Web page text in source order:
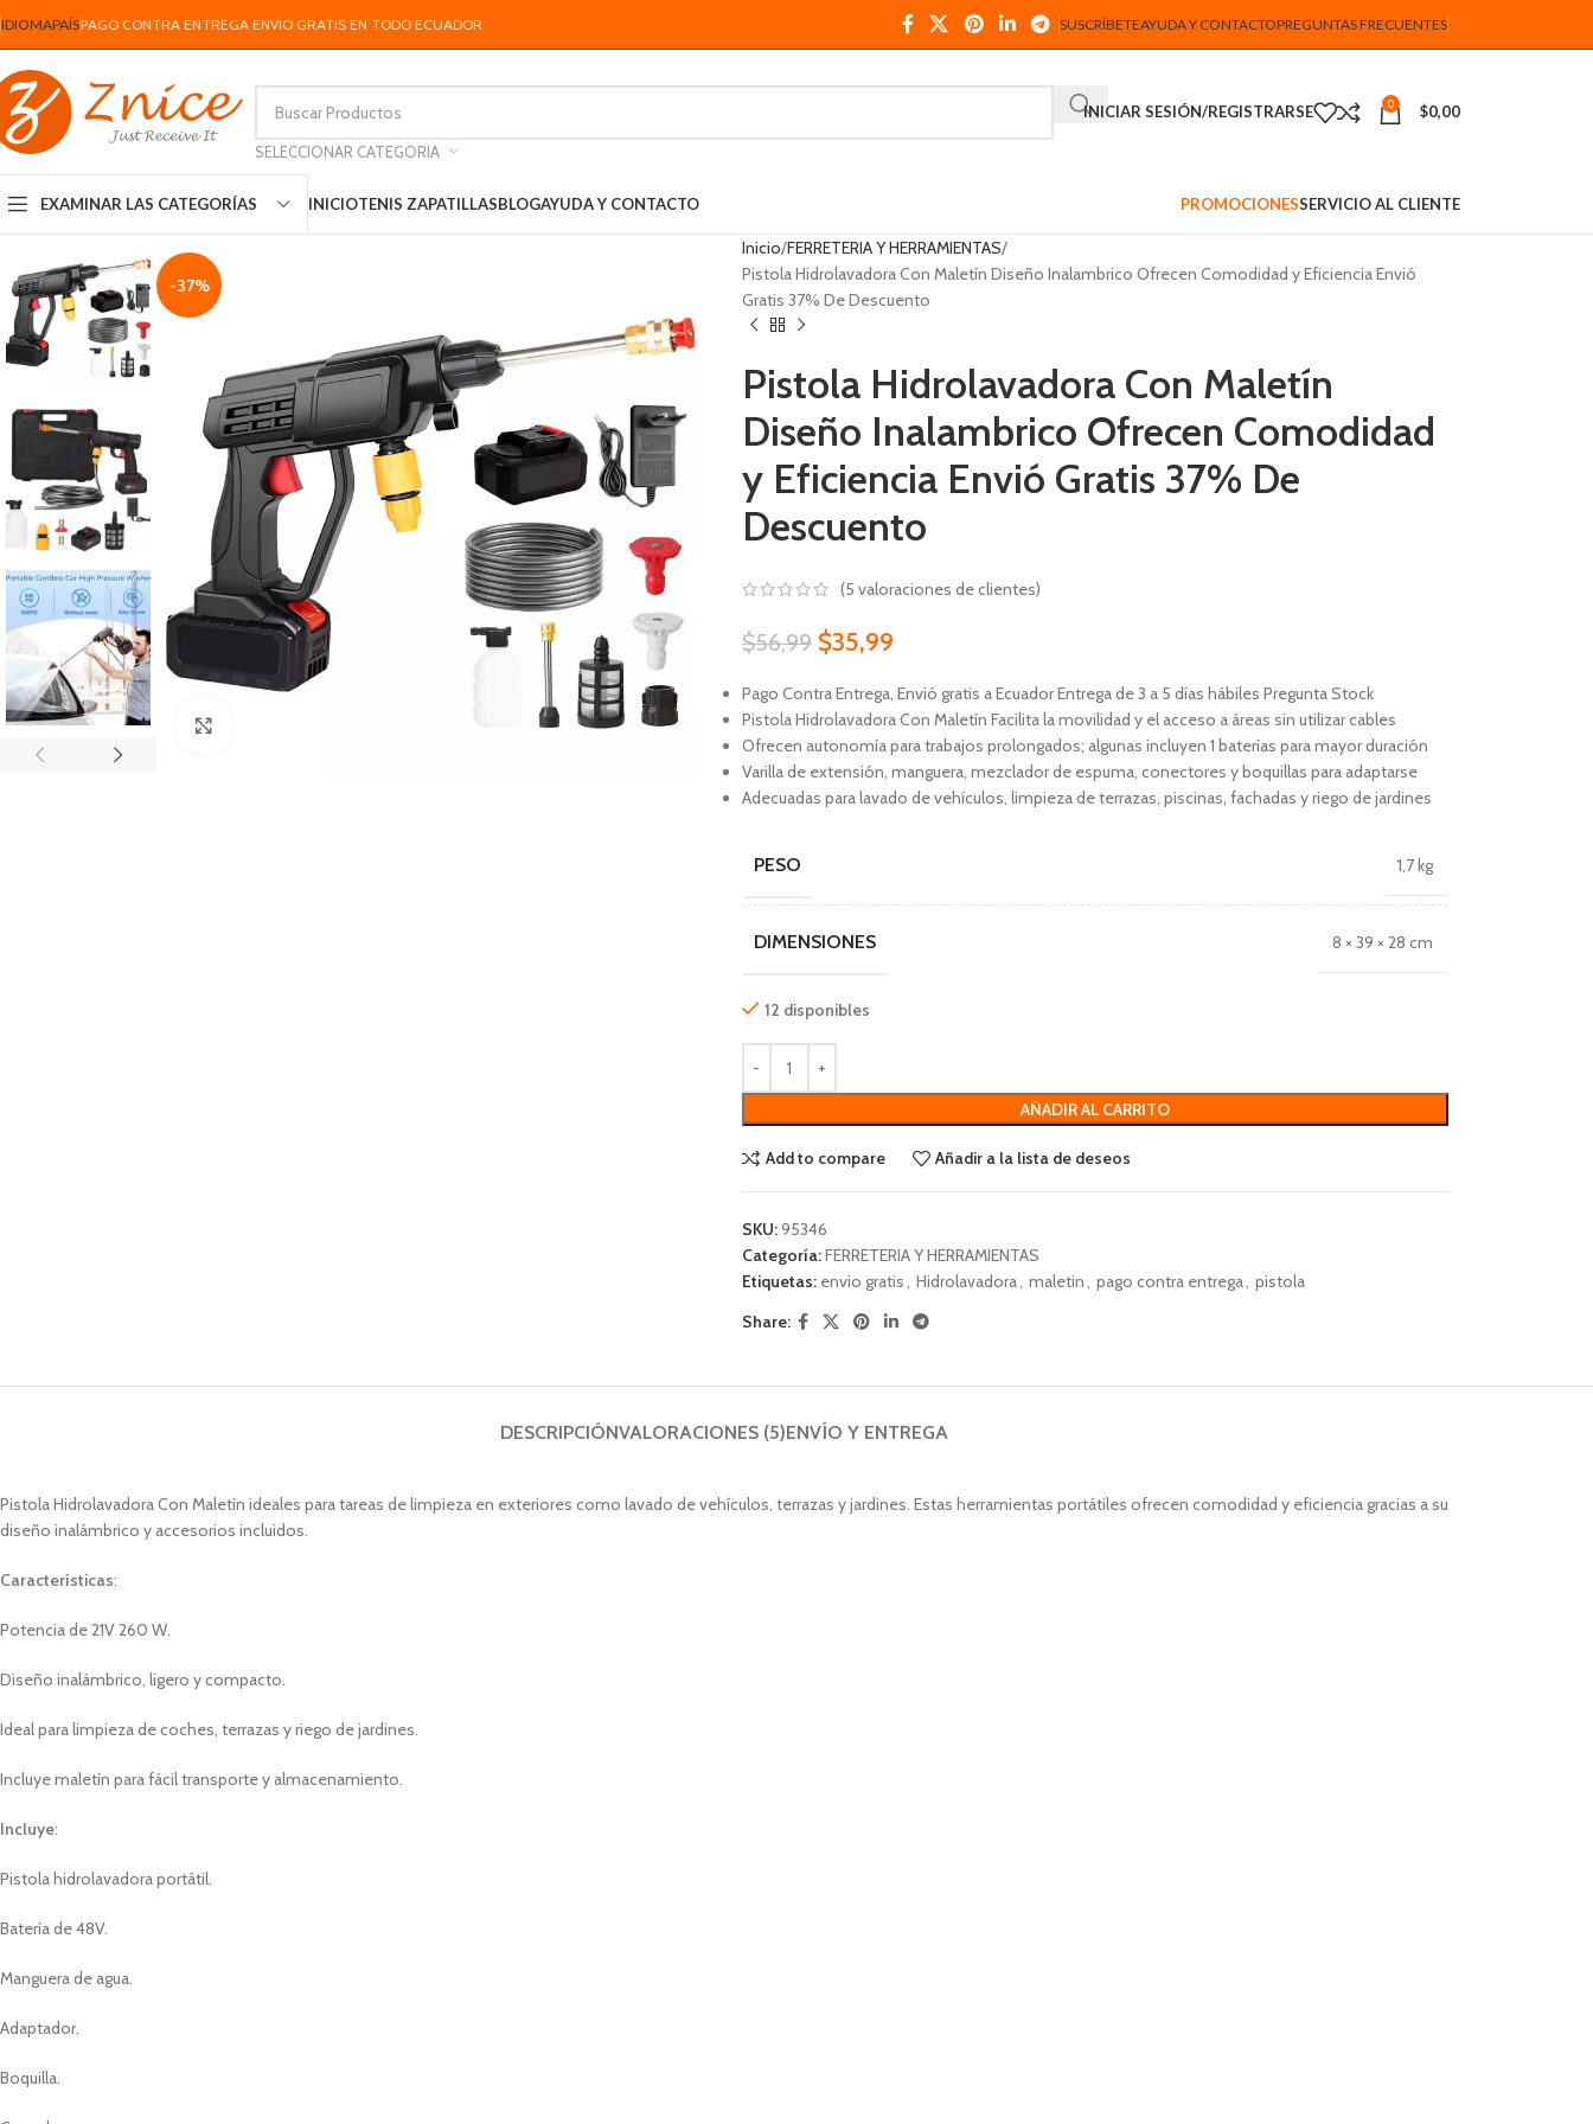
IDIOMAPAÍSPAGO CONTRA ENTREGA ENVIO GRATIS EN TODO ECUADOR SUSCRÍBETEAYUDA Y CONTACTOPREGUNTAS FRECUENTES
SELECCIONAR CATEGORIA
INICIAR SESIÓN/REGISTRARSE 0 $0,00
EXAMINAR LAS CATEGORÍAS INICIOTENIS ZAPATILLASBLOGAYUDA Y CONTACTO PROMOCIONESSERVICIO AL CLIENTE
-37%
Inicio FERRETERIA Y HERRAMIENTAS
Pistola Hidrolavadora Con Maletín Diseño Inalambrico Ofrecen Comodidad y Eficiencia Envió
Gratis 37% De Descuento
Pistola Hidrolavadora Con Maletín
Diseño Inalambrico Ofrecen Comodidad
y Eficiencia Envió Gratis 37% De
Descuento
(5 valoraciones de clientes)
$56,99 $35,99
Pago Contra Entrega, Envió gratis a Ecuador Entrega de 3 a 5 días hábiles Pregunta Stock
Pistola Hidrolavadora Con Maletín Facilita la movilidad y el acceso a áreas sin utilizar cables
Ofrecen autonomía para trabajos prolongados; algunas incluyen 1 baterías para mayor duración
Varilla de extensión, manguera, mezclador de espuma, conectores y boquillas para adaptarse
Adecuadas para lavado de vehículos, limpieza de terrazas, piscinas, fachadas y riego de jardines
PESO 1,7 kg
DIMENSIONES 8 × 39 × 28 cm
12 disponibles
AÑADIR AL CARRITO
Add to compare Añadir a la lista de deseos
SKU:95346
Categoría:FERRETERIA Y HERRAMIENTAS
Etiquetas: envio gratis Hidrolavadora maletin pago contra entrega pistola
Share:
DESCRIPCIÓNVALORACIONES (5)ENVÍO Y ENTREGA
Pistola Hidrolavadora Con Maletín ideales para tareas de limpieza en exteriores como lavado de vehículos, terrazas y jardines. Estas herramientas portátiles ofrecen comodidad y eficiencia gracias a su
diseño inalámbrico y accesorios incluidos.
Características:
Potencia de 21V 260 W.
Diseño inalámbrico, ligero y compacto.
Ideal para limpieza de coches, terrazas y riego de jardines.
Incluye maletín para fácil transporte y almacenamiento.
Incluye:
Pistola hidrolavadora portátil.
Batería de 48V.
Manguera de agua.
Adaptador.
Boquilla.